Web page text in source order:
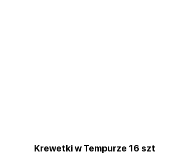
Krewetki w Tempurze 16 szt